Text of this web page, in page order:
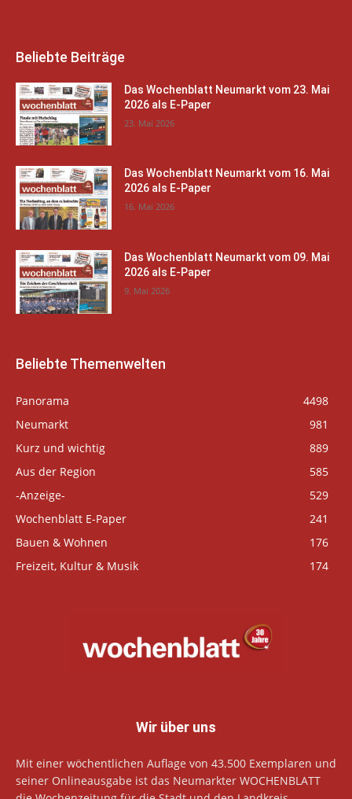
Beliebte Beiträge
Das Wochenblatt Neumarkt vom 23. Mai
2026 als E-Paper
23. Mai 2026
Das Wochenblatt Neumarkt vom 16. Mai
2026 als E-Paper
16. Mai 2026
Das Wochenblatt Neumarkt vom 09. Mai
2026 als E-Paper
9. Mai 2026
Beliebte Themenwelten
Panorama
4498
Neumarkt
981
Kurz und wichtig
889
Aus der Region
585
-Anzeige-
529
Wochenblatt E-Paper
241
Bauen & Wohnen
176
Freizeit, Kultur & Musik
174
Wir über uns
Mit einer wöchentlichen Auflage von 43.500 Exemplaren und
seiner Onlineausgabe ist das Neumarkter WOCHENBLATT